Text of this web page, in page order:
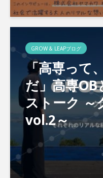
GROW & LEAPブログ
「高専って
だ」高専OB
ストーク ～
vol.2～